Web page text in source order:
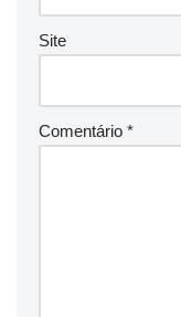
Site
Comentário *